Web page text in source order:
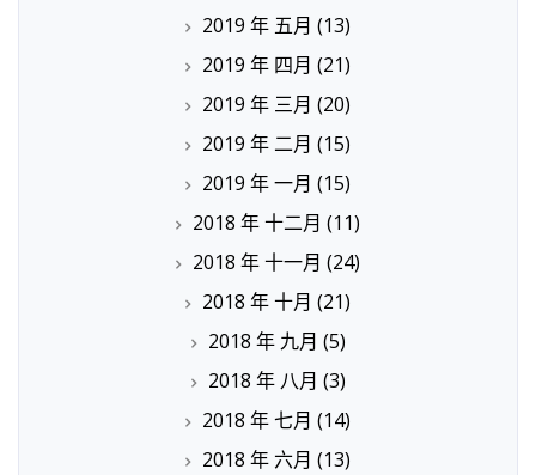
2019 年 五月 (13)
2019 年 四月 (21)
2019 年 三月 (20)
2019 年 二月 (15)
2019 年 一月 (15)
2018 年 十二月 (11)
2018 年 十一月 (24)
2018 年 十月 (21)
2018 年 九月 (5)
2018 年 八月 (3)
2018 年 七月 (14)
2018 年 六月 (13)